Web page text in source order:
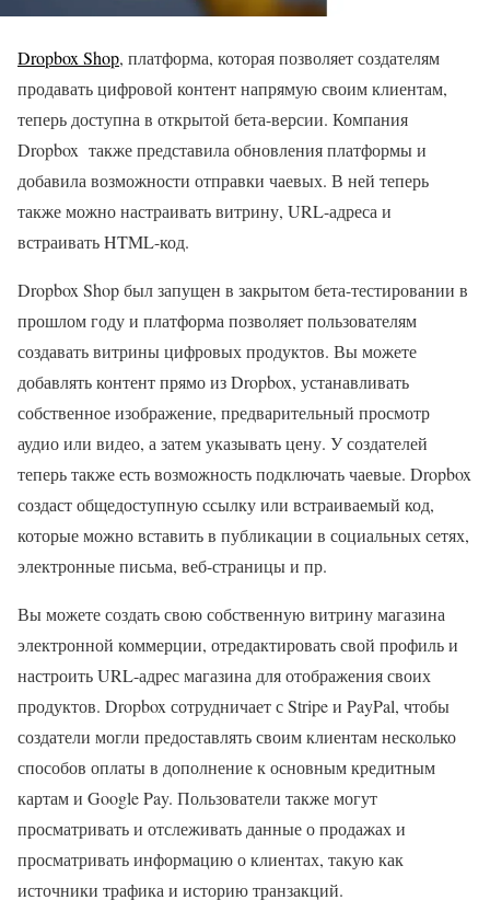
Dropbox Shop, платформа, которая позволяет создателям
продавать цифровой контент напрямую своим клиентам,
теперь доступна в открытой бета-версии. Компания
Dropbox также представила обновления платформы и
добавила возможности отправки чаевых. В ней теперь
также можно настраивать витрину, URL-адреса и
встраивать HTML-код.
Dropbox Shop был запущен в закрытом бета-тестировании в
прошлом году и платформа позволяет пользователям
создавать витрины цифровых продуктов. Вы можете
добавлять контент прямо из Dropbox, устанавливать
собственное изображение, предварительный просмотр
аудио или видео, а затем указывать цену. У создателей
теперь также есть возможность подключать чаевые. Dropbox
создаст общедоступную ссылку или встраиваемый код,
которые можно вставить в публикации в социальных сетях,
электронные письма, веб-страницы и пр.
Вы можете создать свою собственную витрину магазина
электронной коммерции, отредактировать свой профиль и
настроить URL-адрес магазина для отображения своих
продуктов. Dropbox сотрудничает с Stripe и PayPal, чтобы
создатели могли предоставлять своим клиентам несколько
способов оплаты в дополнение к основным кредитным
картам и Google Pay. Пользователи также могут
просматривать и отслеживать данные о продажах и
просматривать информацию о клиентах, такую ​​как
источники трафика и историю транзакций.